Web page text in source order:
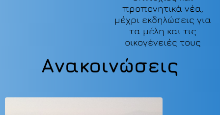
προπονητικά νέα,
μέχρι εκδηλώσεις για
τα μέλη και τις
οικογένειές τους
Ανακοινώσεις